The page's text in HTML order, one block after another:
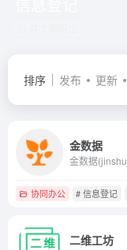
排序 发布 更新
金数据
协同办公 # 信息登记
二维工坊